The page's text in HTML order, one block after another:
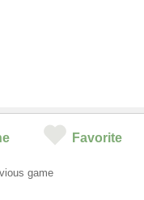
Favorite
game